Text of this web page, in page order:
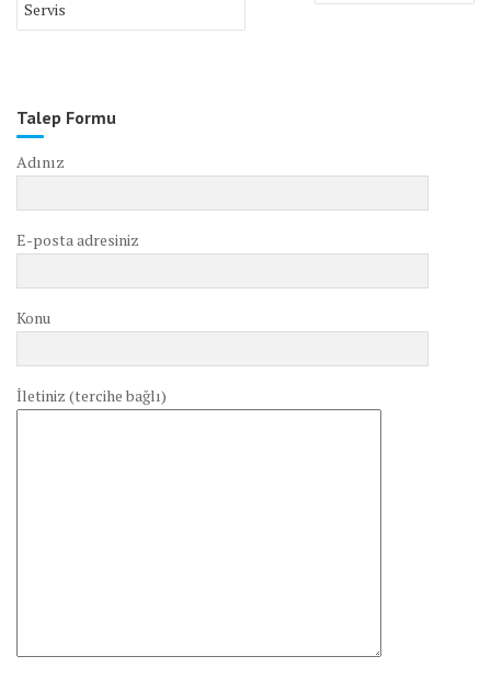
Servis
Talep Formu
Adınız
E-posta adresiniz
Konu
İletiniz (tercihe bağlı)